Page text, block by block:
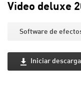
Video deluxe
Software de
Iniciar descarga